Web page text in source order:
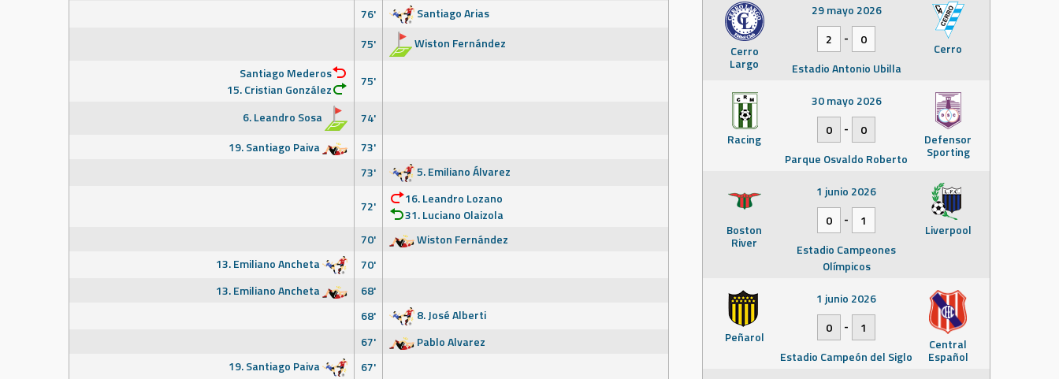
76'
Santiago Arias
75'
Wiston Fernández
Santiago Mederos
15. Cristian González
75'
6. Leandro Sosa
74'
19. Santiago Paiva
73'
73'
5. Emiliano Álvarez
72'
16. Leandro Lozano
31. Luciano Olaizola
70'
Wiston Fernández
13. Emiliano Ancheta
70'
13. Emiliano Ancheta
68'
68'
8. José Alberti
67'
Pablo Alvarez
19. Santiago Paiva
67'
Cerro
Largo
Cerro
29 mayo 2026
2
-
0
Estadio Antonio Ubilla
Racing Defensor
Sporting
30 mayo 2026
0
-
0
Parque Osvaldo Roberto
Boston
River
Liverpool
1 junio 2026
0
-
1
Estadio Campeones
Olímpicos
Peñarol Central
Español
1 junio 2026
0
-
1
Estadio Campeón del Siglo